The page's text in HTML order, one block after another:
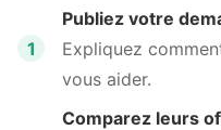
1
Publiez votre
Expliquez
vous aider.
Comparez leurs